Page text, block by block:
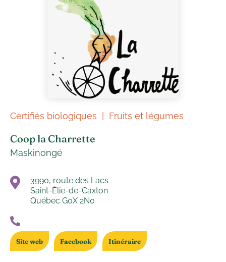
Certifiés biologiques Fruits et légumes
Coop la Charrette
Maskinongé
3990, route des Lacs
Saint-Élie-de-Caxton
Québec G0X 2N0
Site web Facebook Itinéraire